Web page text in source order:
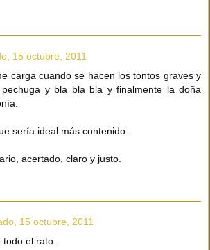
15 octubre, 2011
carga cuando se hacen los tontos graves y
y bla bla bla y finalmente la doña
sería ideal más contenido.
acertado, claro y justo.
15 octubre, 2011
el rato.